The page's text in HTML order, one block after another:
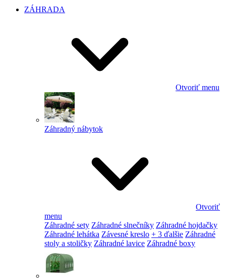
ZÁHRADA
Otvoriť menu
Záhradný nábytok
Otvoriť
menu
Záhradné sety Záhradné slnečníky Záhradné hojdačky
Záhradné lehátka Závesné kreslo + 3 ďalšie Záhradné
stoly a stoličky Záhradné lavice Záhradné boxy